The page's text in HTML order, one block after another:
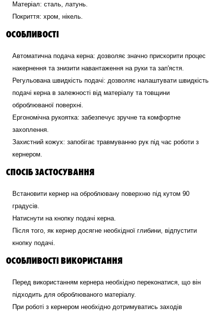
Матеріал: сталь, латунь.
Покриття: хром, нікель.
ОСОБЛИВОСТІ
Автоматична подача керна: дозволяє значно прискорити процес
накернення та знизити навантаження на руки та зап'ястя.
Регульована швидкість подачі: дозволяє налаштувати швидкість
подачі керна в залежності від матеріалу та товщини
оброблюваної поверхні.
Ергономічна рукоятка: забезпечує зручне та комфортне
захоплення.
Захистний кожух: запобігає травмуванню рук під час роботи з
кернером.
СПОСІБ ЗАСТОСУВАННЯ
Встановити кернер на оброблювану поверхню під кутом 90
градусів.
Натиснути на кнопку подачі керна.
Після того, як кернер досягне необхідної глибини, відпустити
кнопку подачі.
ОСОБЛИВОСТІ ВИКОРИСТАННЯ
Перед використанням кернера необхідно переконатися, що він
підходить для оброблюваного матеріалу.
При роботі з кернером необхідно дотримуватись заходів